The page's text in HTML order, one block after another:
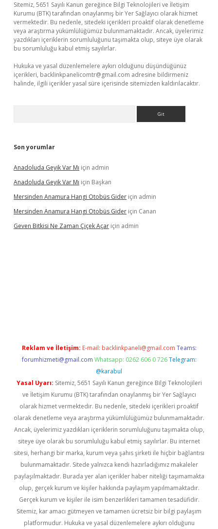
Sitemiz, 5651 Sayılı Kanun gereğince Bilgi Teknolojileri ve İletişim
Kurumu (BTK) tarafından onaylanmış bir Yer Sağlayıcı olarak hizmet
vermektedir. Bu nedenle, sitedeki içerikleri proaktif olarak denetleme
veya araştırma yükümlülüğümüz bulunmamaktadır. Ancak, üyelerimiz
yazdıkları içeriklerin sorumluluğunu taşımakta olup, siteye üye olarak
bu sorumluluğu kabul etmiş sayılırlar.
Hukuka ve yasal düzenlemelere aykırı olduğunu düşündüğünüz
içerikleri, backlinkpanelicomtr@gmail.com adresine bildirmeniz
halinde, ilgili içerikler yasal süre içerisinde sitemizden kaldırılacaktır.
Son yorumlar
Anadoluda Geyik Var Mı için admin
Anadoluda Geyik Var Mı için Başkan
Mersinden Anamura Hangi Otobüs Gider için admin
Mersinden Anamura Hangi Otobüs Gider için Canan
Geven Bitkisi Ne Zaman Çiçek Açar için admin
Reklam ve İletişim: E-mail: backlinkpaneli@gmail.com Teams:
forumhizmeti@gmail.com Whatsapp: 0262 606 0 726 Telegram:
@karabul
Yasal Uyarı: Sitemiz, 5651 Sayılı Kanun gereğince Bilgi Teknolojileri
ve İletişim Kurumu (BTK) tarafından onaylanmış bir Yer Sağlayıcı
olarak hizmet vermektedir. Bu nedenle, sitedeki içerikleri proaktif
olarak denetleme veya araştırma yükümlülüğümüz bulunmamaktadır.
Ancak, üyelerimiz yazdıkları içeriklerin sorumluluğunu taşımakta olup,
siteye üye olarak bu sorumluluğu kabul etmiş sayılırlar. Bu internet
sitesi, herhangi bir marka, kurum veya şahıs şirketi ile hiçbir bağlantısı
bulunmamaktadır. Sitede yalnızca kendi hazırladığımız makaleler
paylaşılmaktadır. Burada yer alan içerikler haber niteliği taşımamakta
olup, gerçek kurum ve kişiler hakkında paylaşım yapılmamaktadır.
Gerçek kurum ve kişiler ile isim benzerlikleri tamamen tesadüfidir.
Sitemiz, kar amacı gütmeyen ve tamamen ücretsiz bir bilgi paylaşım
platformudur. Hukuka ve yasal düzenlemelere aykırı olduğunu